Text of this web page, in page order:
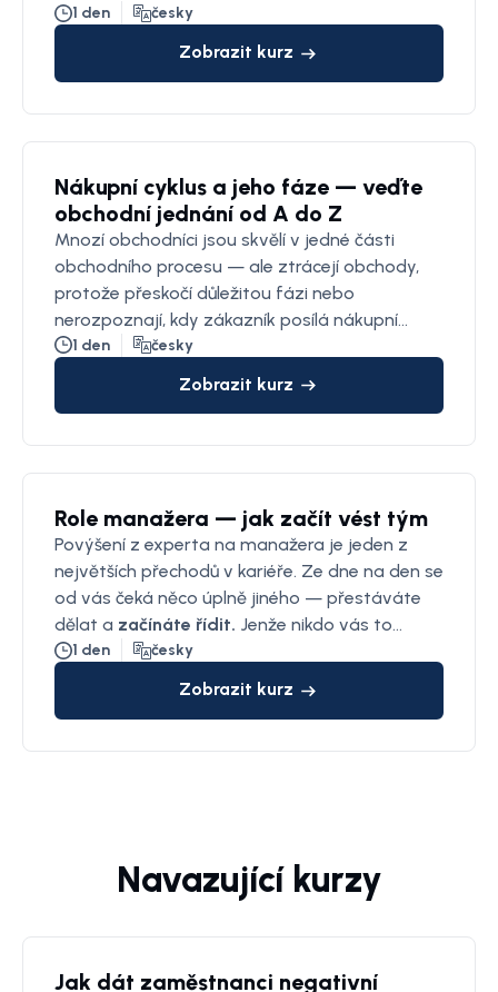
1 den česky
Zobrazit kurz
Nákupní cyklus a jeho fáze — veďte
obchodní jednání od A do Z
Mnozí obchodníci jsou skvělí v jedné části
obchodního procesu — ale ztrácejí obchody,
protože přeskočí důležitou fázi nebo
nerozpoznají, kdy zákazník posílá nákupní
signál.
1 den česky
Zobrazit kurz
Role manažera — jak začít vést tým
Povýšení z experta na manažera je jeden z
největších přechodů v kariéře. Ze dne na den se
od vás čeká něco úplně jiného — přestáváte
dělat a začínáte řídit. Jenže nikdo vás to
pořádně nenaučil.
1 den česky
Zobrazit kurz
Navazující kurzy
Jak dát zaměstnanci negativní